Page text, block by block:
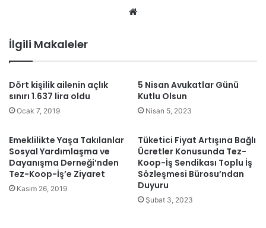
İlgili Makaleler
Dört kişilik ailenin açlık
sınırı 1.637 lira oldu
Ocak 7, 2019
5 Nisan Avukatlar Günü
Kutlu Olsun
Nisan 5, 2023
Emeklilikte Yaşa Takılanlar
Sosyal Yardımlaşma ve
Dayanışma Derneği’nden
Tez-Koop-İş’e Ziyaret
Kasım 26, 2019
Tüketici Fiyat Artışına Bağlı
Ücretler Konusunda Tez-
Koop-İş Sendikası Toplu İş
Sözleşmesi Bürosu’ndan
Duyuru
Şubat 3, 2023